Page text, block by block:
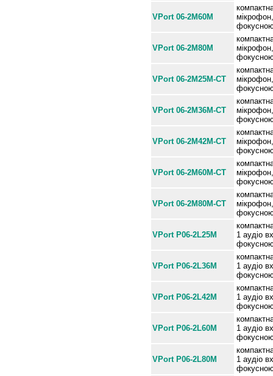
VPort 06-2M60M
VPort 06-2M80M
VPort 06-2M25M-CT
VPort 06-2M36M-CT
VPort 06-2M42M-CT
VPort 06-2M60M-CT
VPort 06-2M80M-CT
VPort P06-2L25M
1 аудіо
VPort P06-2L36M
1 аудіо
VPort P06-2L42M
1 аудіо
VPort P06-2L60M
1 аудіо
VPort P06-2L80M
1 аудіо